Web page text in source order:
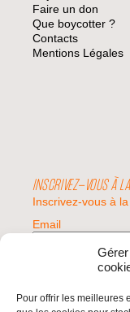
Pour offrir les meilleures
Faire un don
Que boycotter ?
Contacts
Mentions Légales
INSCRIVEZ-VOUS À
Inscrivez-vous à
Email
Valider